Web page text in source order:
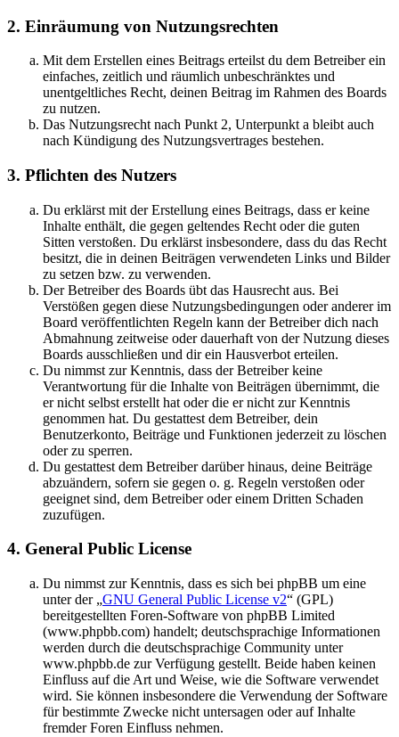
2. Einräumung von Nutzungsrechten
Mit dem Erstellen eines Beitrags erteilst du dem Betreiber ein
einfaches, zeitlich und räumlich unbeschränktes und
unentgeltliches Recht, deinen Beitrag im Rahmen des Boards
zu nutzen.
Das Nutzungsrecht nach Punkt 2, Unterpunkt a bleibt auch
nach Kündigung des Nutzungsvertrages bestehen.
3. Pflichten des Nutzers
Du erklärst mit der Erstellung eines Beitrags, dass er keine
Inhalte enthält, die gegen geltendes Recht oder die guten
Sitten verstoßen. Du erklärst insbesondere, dass du das Recht
besitzt, die in deinen Beiträgen verwendeten Links und Bilder
zu setzen bzw. zu verwenden.
Der Betreiber des Boards übt das Hausrecht aus. Bei
Verstößen gegen diese Nutzungsbedingungen oder anderer im
Board veröffentlichten Regeln kann der Betreiber dich nach
Abmahnung zeitweise oder dauerhaft von der Nutzung dieses
Boards ausschließen und dir ein Hausverbot erteilen.
Du nimmst zur Kenntnis, dass der Betreiber keine
Verantwortung für die Inhalte von Beiträgen übernimmt, die
er nicht selbst erstellt hat oder die er nicht zur Kenntnis
genommen hat. Du gestattest dem Betreiber, dein
Benutzerkonto, Beiträge und Funktionen jederzeit zu löschen
oder zu sperren.
Du gestattest dem Betreiber darüber hinaus, deine Beiträge
abzuändern, sofern sie gegen o. g. Regeln verstoßen oder
geeignet sind, dem Betreiber oder einem Dritten Schaden
zuzufügen.
4. General Public License
Du nimmst zur Kenntnis, dass es sich bei phpBB um eine
unter der „GNU General Public License v2“ (GPL)
bereitgestellten Foren-Software von phpBB Limited
(www.phpbb.com) handelt; deutschsprachige Informationen
werden durch die deutschsprachige Community unter
www.phpbb.de zur Verfügung gestellt. Beide haben keinen
Einfluss auf die Art und Weise, wie die Software verwendet
wird. Sie können insbesondere die Verwendung der Software
für bestimmte Zwecke nicht untersagen oder auf Inhalte
fremder Foren Einfluss nehmen.